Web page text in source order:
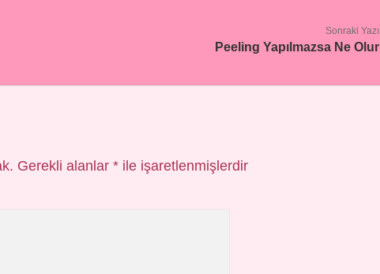
Sonraki Yazı
Peeling Yapılmazsa Ne Olur
Gerekli alanlar *ile işaretlenmişlerdir